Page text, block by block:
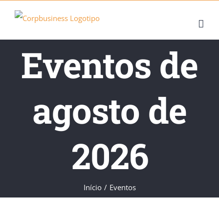
content
Eventos de
agosto de
2026
Início / Eventos